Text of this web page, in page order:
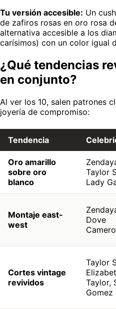
Tu versión accesible: Un
de zafiros rosas en oro rosa
alternativa accesible a los
carísimos) con un color igual
¿Qué tendencias
en conjunto?
Al ver los 10, salen patrones
joyería de compromiso:
Tendencia
Oro amarillo
sobre oro
blanco
Taylor
Lady
Montaje east-
west
Dove
Cortes vintage
revividos
Taylor
Taylor,
Gomez